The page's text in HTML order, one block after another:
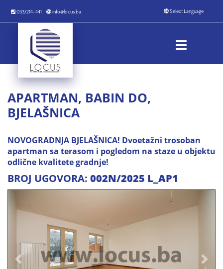
033/214-441 info@locus.ba
APARTMAN, BABIN DO,
BJELAŠNICA
NOVOGRADNJA BJELAŠNICA! Dvoetažni trosoban
apartman sa terasom i pogledom na staze u objektu
odlične kvalitete gradnje!
BROJ UGOVORA: 002N/2025 L_AP1
Previous Next